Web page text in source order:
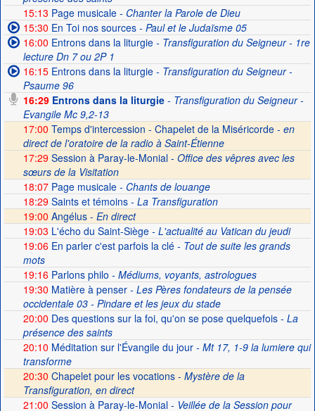
15:13 Page musicale- Chanter la Parole de Dieu
15:30 En Toi nos sources- Paul et le Judaïsme 05
16:00 Entrons dans la liturgie- Transfiguration du Seigneur - 1re
lecture Dn 7 ou 2P 1
16:15Entrons dans la liturgie- Transfiguration du Seigneur -
Psaume 96
16:29Entrons dans la liturgie- Transfiguration du Seigneur -
Evangile Mc 9,2-13
17:00 Temps d'intercession - Chapelet de la Miséricorde - en
direct de l'oratoire de la radio à Saint-Étienne
17:29 Session à Paray-le-Monial - Office des vêpres avec les
sœurs de la Visitation
18:07Page musicale- Chants de louange
18:29Saints et témoins- La Transfiguration
19:00 Angélus - En direct
19:03 L'écho du Saint-Siège- L'actualité au Vatican du jeudi
19:06En parler c'est parfois la clé- Tout de suite les grands
mots
19:16Parlons philo - Médiums, voyants, astrologues
19:30 Matière à penser- Les Pères fondateurs de la pensée
occidentale 03 - Pindare et les jeux du stade
20:00 Des questions sur la foi, qu'on se pose quelquefois- La
présence des saints
20:10 Méditation sur l'Évangile du jour- Mt 17, 1-9 la lumiere qui
transforme
20:30 Chapelet pour les vocations - Mystère de la
Transfiguration, en direct
21:00 Session à Paray-le-Monial- Veillée de la Session pour